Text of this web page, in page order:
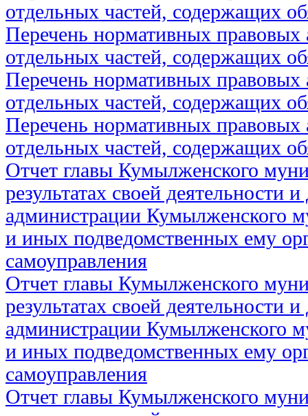
отдельных частей, содержащих
Перечень нормативных правовых
отдельных частей, содержащих
Перечень нормативных правовых
отдельных частей, содержащих
Перечень нормативных правовых
отдельных частей, содержащих
Отчет главы Кумылженского
результатах своей деятельности
администрации Кумылженского
и иных подведомственных ему
самоуправления
Отчет главы Кумылженского
результатах своей деятельности
администрации Кумылженского
и иных подведомственных ему
самоуправления
Отчет главы Кумылженского